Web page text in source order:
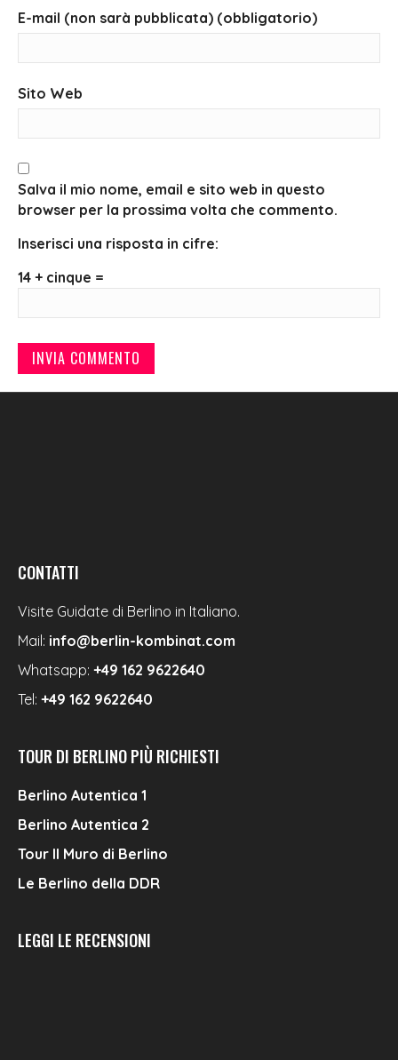
E-mail (non sarà pubblicata) (obbligatorio)
Sito Web
Salva il mio nome, email e sito web in questo
browser per la prossima volta che commento.
Inserisci una risposta in cifre:
14 + cinque =
CONTATTI
Visite Guidate di Berlino in Italiano.
Mail: info@berlin-kombinat.com
Whatsapp: +49 162 9622640
Tel: +49 162 9622640
TOUR DI BERLINO PIÙ RICHIESTI
Berlino Autentica 1
Berlino Autentica 2
Tour Il Muro di Berlino
Le Berlino della DDR
LEGGI LE RECENSIONI